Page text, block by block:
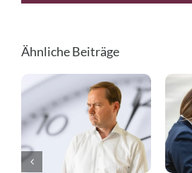
Ähnliche Beiträge